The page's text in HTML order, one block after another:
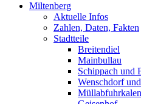
Miltenberg
Aktuelle Infos
Zahlen, Daten, Fakten
Stadtteile
Breitendiel
Mainbullau
Schippach und
Wenschdorf